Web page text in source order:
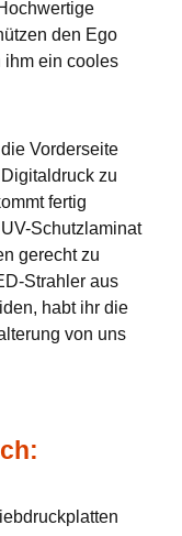
den Ego
ihm ein cooles
Vorderseite
zu
fertig
Schutzlaminat
gerecht zu
Strahler aus
habt ihr die
von uns